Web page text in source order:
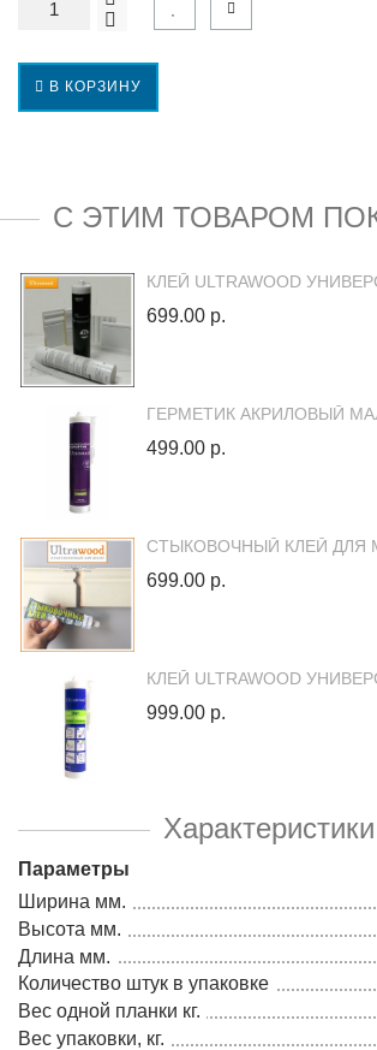
В КОРЗИНУ
С ЭТИМ ТОВАРОМ
699.00 р.
499.00 р.
699.00 р.
КЛЕЙ ULTRAWOOD
999.00 р.
Характеристики
Параметры
Ширина мм.
Высота мм.
Длина мм.
Количество штук в упаковке
Вес одной планки кг.
Вес упаковки, кг.